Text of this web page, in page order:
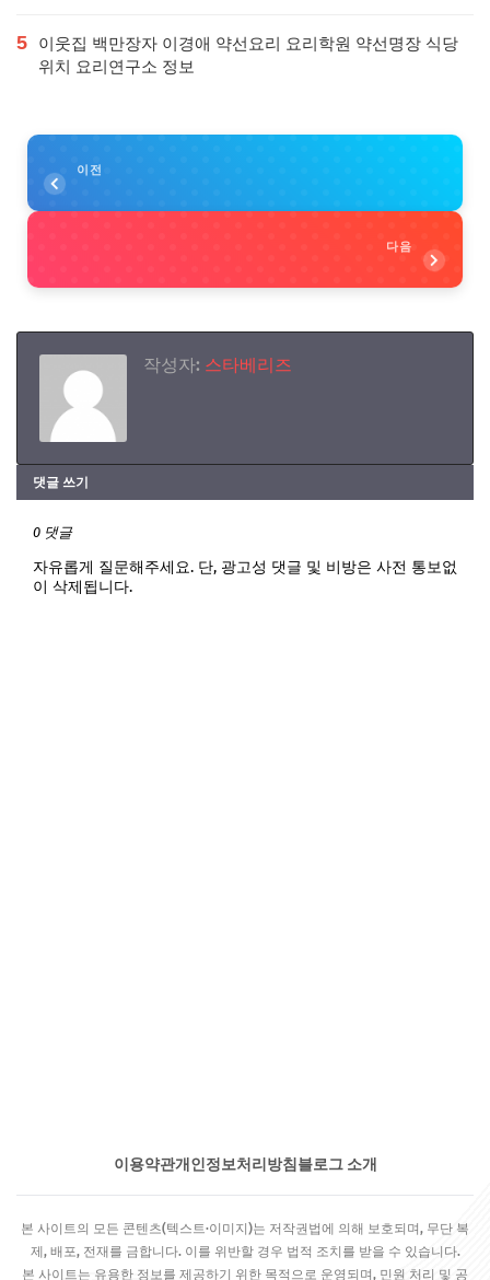
5
이웃집 백만장자 이경애 약선요리 요리학원 약선명장 식당
위치 요리연구소 정보
이전
다음
작성자: 스타베리즈
댓글 쓰기
0 댓글
자유롭게 질문해주세요. 단, 광고성 댓글 및 비방은 사전 통보없
이 삭제됩니다.
이용약관개인정보처리방침 블로그 소개
본 사이트의 모든 콘텐츠(텍스트·이미지)는 저작권법에 의해 보호되며, 무단 복
제, 배포, 전재를 금합니다. 이를 위반할 경우 법적 조치를 받을 수 있습니다.
본 사이트는 유용한 정보를 제공하기 위한 목적으로 운영되며, 민원 처리 및 공